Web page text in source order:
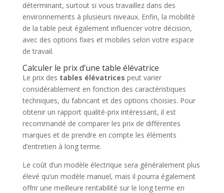
déterminant, surtout si vous travaillez dans des
environnements à plusieurs niveaux. Enfin, la mobilité
de la table peut également influencer votre décision,
avec des options fixes et mobiles selon votre espace
de travail.
Calculer le prix d’une table élévatrice
Le prix des tables élévatrices peut varier
considérablement en fonction des caractéristiques
techniques, du fabricant et des options choisies. Pour
obtenir un rapport qualité-prix intéressant, il est
recommandé de comparer les prix de différentes
marques et de prendre en compte les éléments
d’entretien à long terme.
Le coût d’un modèle électrique sera généralement plus
élevé qu’un modèle manuel, mais il pourra également
offrir une meilleure rentabilité sur le long terme en